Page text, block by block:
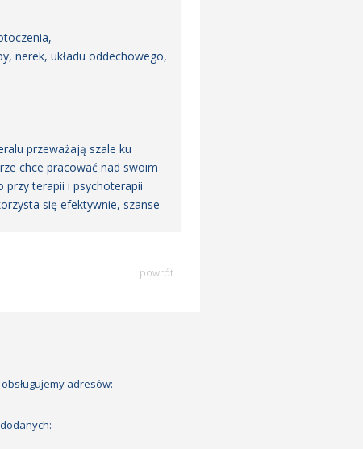
nerek, układu oddechowego,
przeważają szale ku
chce pracować nad swoim
terapii i psychoterapii
się efektywnie, szanse
powrót
adresów: